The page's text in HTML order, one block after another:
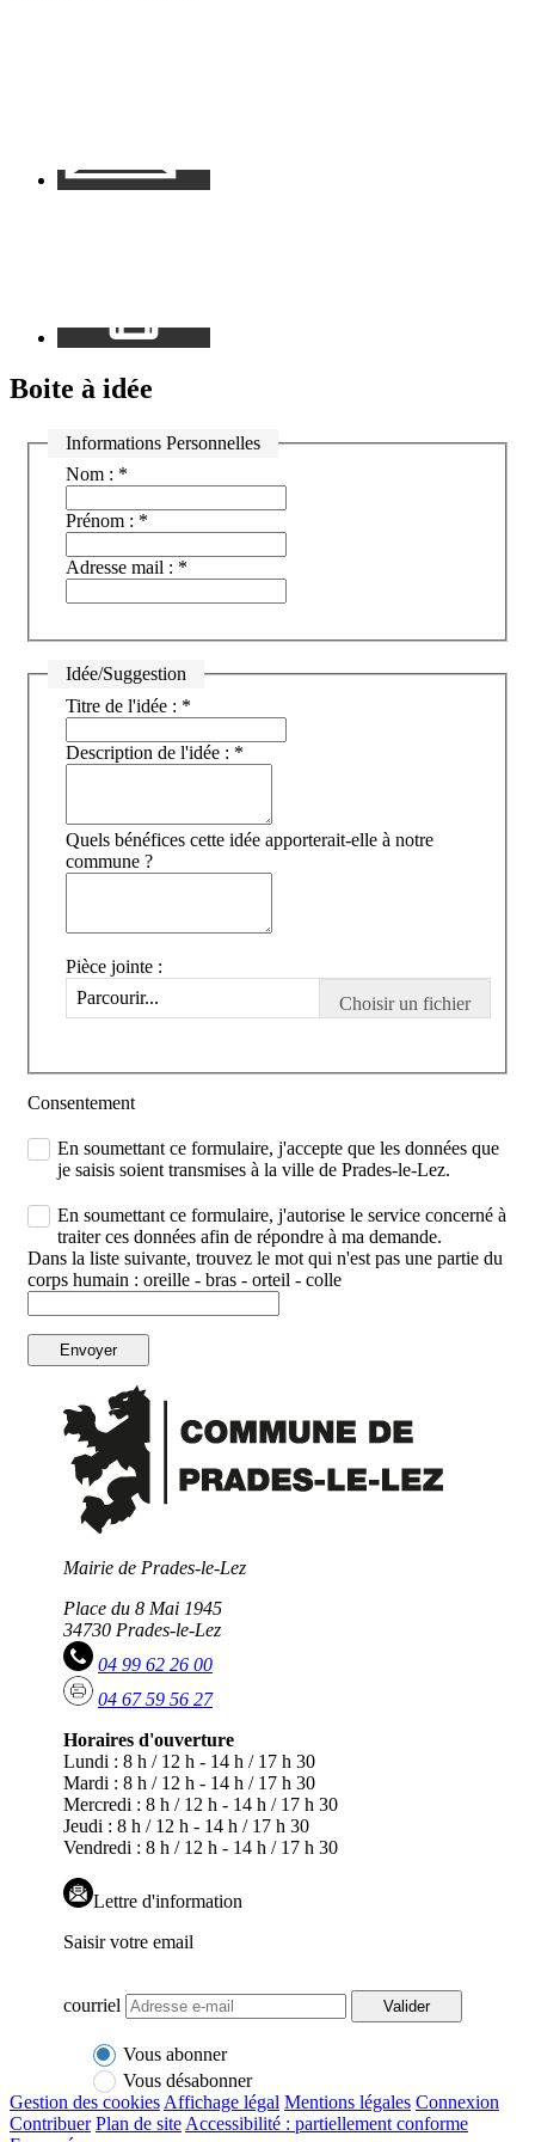
Boite à idée
Informations Personnelles
Nom : *
Prénom : *
Adresse mail : *
Idée/Suggestion
Titre de l'idée : *
Description de l'idée : *
Quels bénéfices cette idée apporterait-elle à notre
commune ?
Pièce jointe :
Parcourir...
Consentement
En soumettant ce formulaire, j'accepte que les données que
je saisis soient transmises à la ville de Prades-le-Lez.
En soumettant ce formulaire, j'autorise le service concerné à
traiter ces données afin de répondre à ma demande.
Dans la liste suivante, trouvez le mot qui n'est pas une partie du
corps humain : oreille - bras - orteil - colle
Envoyer
Mairie de Prades-le-Lez
Place du 8 Mai 1945
34730 Prades-le-Lez
04 99 62 26 00
04 67 59 56 27
Horaires d'ouverture
Lundi : 8 h / 12 h - 14 h / 17 h 30
Mardi : 8 h / 12 h - 14 h / 17 h 30
Mercredi : 8 h / 12 h - 14 h / 17 h 30
Jeudi : 8 h / 12 h - 14 h / 17 h 30
Vendredi : 8 h / 12 h - 14 h / 17 h 30
Lettre d'information
Saisir votre email
courriel Valider
Vous abonner
Vous désabonner
Gestion des cookies Affichage légal Mentions légales Connexion
Contribuer Plan de site Accessibilité : partiellement conforme